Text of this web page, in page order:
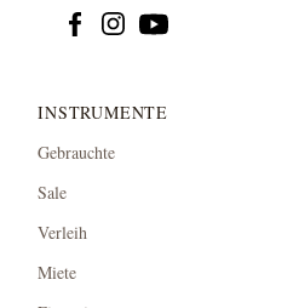
INSTRUMENTE
Gebrauchte
Sale
Verleih
Miete